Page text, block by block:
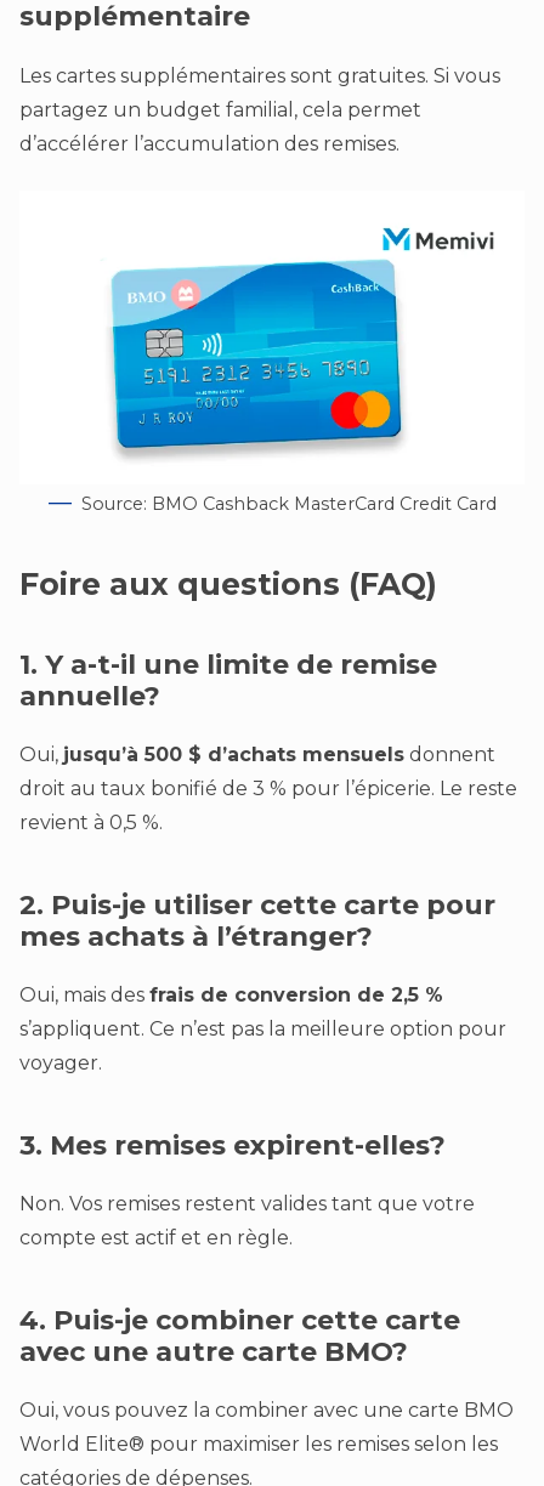
supplémentaire
Les cartes supplémentaires sont gratuites. Si vous
partagez un budget familial, cela permet
d’accélérer l’accumulation des remises.
Source: BMO Cashback MasterCard Credit Card
Foire aux questions (FAQ)
1. Y a-t-il une limite de remise
annuelle?
Oui, jusqu’à 500 $ d’achats mensuels donnent
droit au taux bonifié de 3 % pour l’épicerie. Le reste
revient à 0,5 %.
2. Puis-je utiliser cette carte pour
mes achats à l’étranger?
Oui, mais des frais de conversion de 2,5 %
s’appliquent. Ce n’est pas la meilleure option pour
voyager.
3. Mes remises expirent-elles?
Non. Vos remises restent valides tant que votre
compte est actif et en règle.
4. Puis-je combiner cette carte
avec une autre carte BMO?
Oui, vous pouvez la combiner avec une carte BMO
World Elite® pour maximiser les remises selon les
catégories de dépenses.